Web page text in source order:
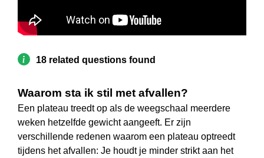
18 related questions found
Waarom sta ik stil met afvallen?
Een plateau treedt op als de weegschaal meerdere
weken hetzelfde gewicht aangeeft. Er zijn
verschillende redenen waarom een plateau optreedt
tijdens het afvallen: Je houdt je minder strikt aan het